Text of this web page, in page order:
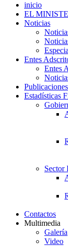
inicio
EL
Noticias
Entes
Entes
Publicaciones
Estadísticas
Sector
Contactos
Multimedia
Galería
Video